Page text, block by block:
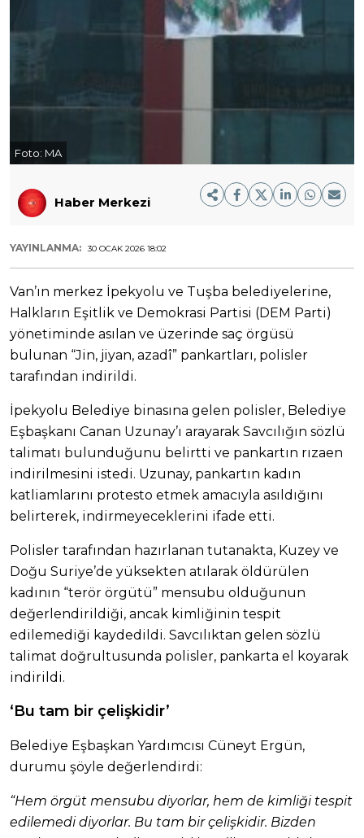
Foto: MA
Haber Merkezi
YAYINLANMA: 30 OCAK 2026 18:02
Van’ın merkez İpekyolu ve Tuşba belediyelerine,
Halkların Eşitlik ve Demokrasi Partisi (DEM Parti)
yönetiminde asılan ve üzerinde saç örgüsü
bulunan “Jin, jiyan, azadî” pankartları, polisler
tarafından indirildi.
İpekyolu Belediye binasına gelen polisler, Belediye
Eşbaşkanı Canan Uzunay’ı arayarak Savcılığın sözlü
talimatı bulunduğunu belirtti ve pankartın rızaen
indirilmesini istedi. Uzunay, pankartın kadın
katliamlarını protesto etmek amacıyla asıldığını
belirterek, indirmeyeceklerini ifade etti.
Polisler tarafından hazırlanan tutanakta, Kuzey ve
Doğu Suriye’de yüksekten atılarak öldürülen
kadının “terör örgütü” mensubu olduğunun
değerlendirildiği, ancak kimliğinin tespit
edilemediği kaydedildi. Savcılıktan gelen sözlü
talimat doğrultusunda polisler, pankarta el koyarak
indirildi.
‘Bu tam bir çelişkidir’
Belediye Eşbaşkan Yardımcısı Cüneyt Ergün,
durumu şöyle değerlendirdi:
“Hem örgüt mensubu diyorlar, hem de kimliği tespit
edilemedi diyorlar. Bu tam bir çelişkidir. Bizden